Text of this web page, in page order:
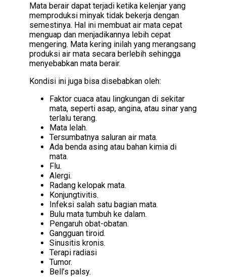
Mata berair dapat terjadi ketika kelenjar yang
memproduksi minyak tidak bekerja dengan
semestinya. Hal ini membuat air mata cepat
menguap dan menjadikannya lebih cepat
mengering. Mata kering inilah yang merangsang
produksi air mata secara berlebih sehingga
menyebabkan mata berair.
Kondisi ini juga bisa disebabkan oleh:
Faktor cuaca atau lingkungan di sekitar
mata, seperti asap, angina, atau sinar yang
terlalu terang.
Mata lelah.
Tersumbatnya saluran air mata.
Ada benda asing atau bahan kimia di
mata.
Flu.
Alergi.
Radang kelopak mata.
Konjungtivitis.
Infeksi salah satu bagian mata.
Bulu mata tumbuh ke dalam.
Pengaruh obat-obatan.
Gangguan tiroid.
Sinusitis kronis.
Terapi radiasi
Tumor.
Bell’s palsy.